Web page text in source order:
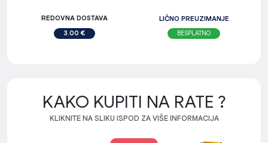
REDOVNA DOSTAVA
3.00 €
LIČNO PREUZIMANJE
BESPLATNO
KAKO KUPITI NA RATE ?
KLIKNITE NA SLIKU ISPOD ZA VIŠE INFORMACIJA